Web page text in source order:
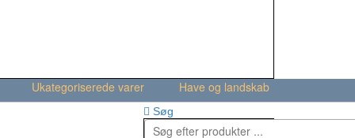
Ukategoriserede varer Have og landskab
Søg